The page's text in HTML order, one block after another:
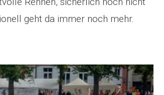
geht da immer noch mehr.